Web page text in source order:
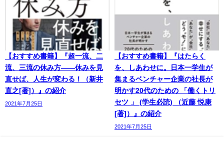
【おすすめ書籍】『超一流、二
流、三流の休み方――休みを見
直せば、人生が変わる！（新井
直之[著]）』の紹介
2021年7月25日
【おすすめ書籍】『はたらく
を、しあわせに。日本一学生が
集まるベンチャー企業の社長が
明かす20代のための 「働くトリ
セツ 」 (学生必読) （近藤 悦康
[著]）』の紹介
2021年7月25日